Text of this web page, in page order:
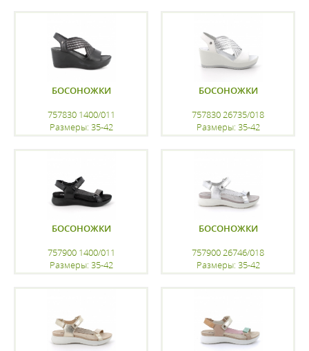
БОСОНОЖКИ
757830 1400/011
Размеры: 35-42
БОСОНОЖКИ
757830 26735/018
Размеры: 35-42
БОСОНОЖКИ
757900 1400/011
Размеры: 35-42
БОСОНОЖКИ
757900 26746/018
Размеры: 35-42